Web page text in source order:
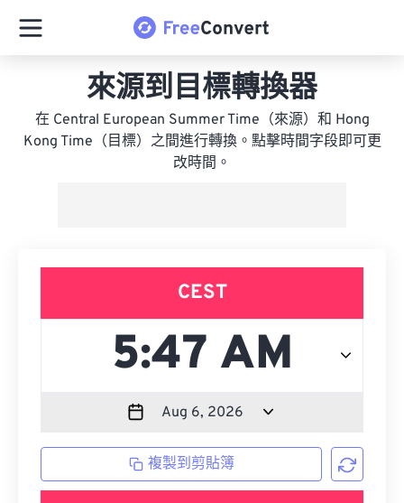
來源到目標轉換器
在 Central European Summer Time（來源）和 Hong
Kong Time（目標）之間進行轉換。點擊時間字段即可更
改時間。
CEST
複製到剪貼簿